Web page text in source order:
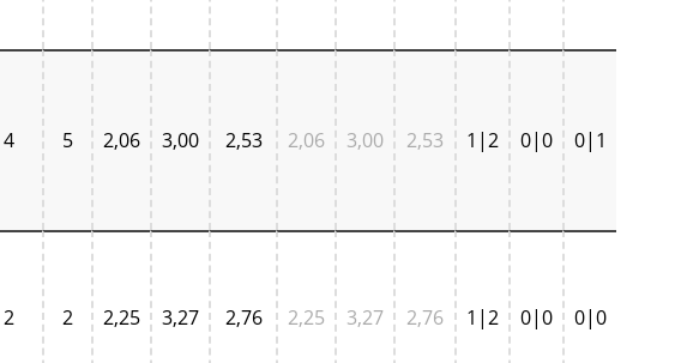
4 5 2,06 3,00 2,53 2,06 3,00 2,53 1|2 0|0 0|1
2 2 2,25 3,27 2,76 2,25 3,27 2,76 1|2 0|0 0|0